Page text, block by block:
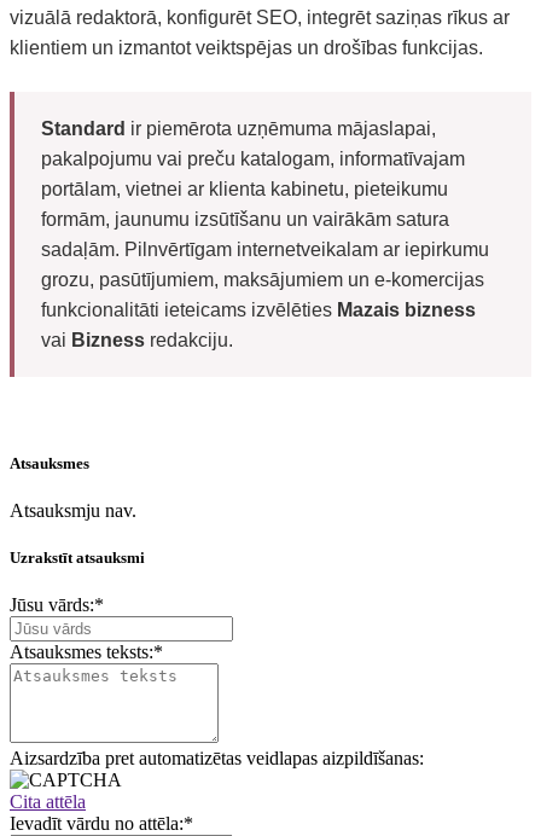
vizuālā redaktorā, konfigurēt SEO, integrēt saziņas rīkus ar
klientiem un izmantot veiktspējas un drošības funkcijas.
Standard ir piemērota uzņēmuma mājaslapai,
pakalpojumu vai preču katalogam, informatīvajam
portālam, vietnei ar klienta kabinetu, pieteikumu
formām, jaunumu izsūtīšanu un vairākām satura
sadaļām. Pilnvērtīgam internetveikalam ar iepirkumu
grozu, pasūtījumiem, maksājumiem un e-komercijas
funkcionalitāti ieteicams izvēlēties Mazais bizness
vai Bizness redakciju.
Atsauksmes
Atsauksmju nav.
Uzrakstīt atsauksmi
Jūsu vārds:*
Atsauksmes teksts:*
Aizsardzība pret automatizētas veidlapas aizpildīšanas:
Cita attēla
Ievadīt vārdu no attēla:*